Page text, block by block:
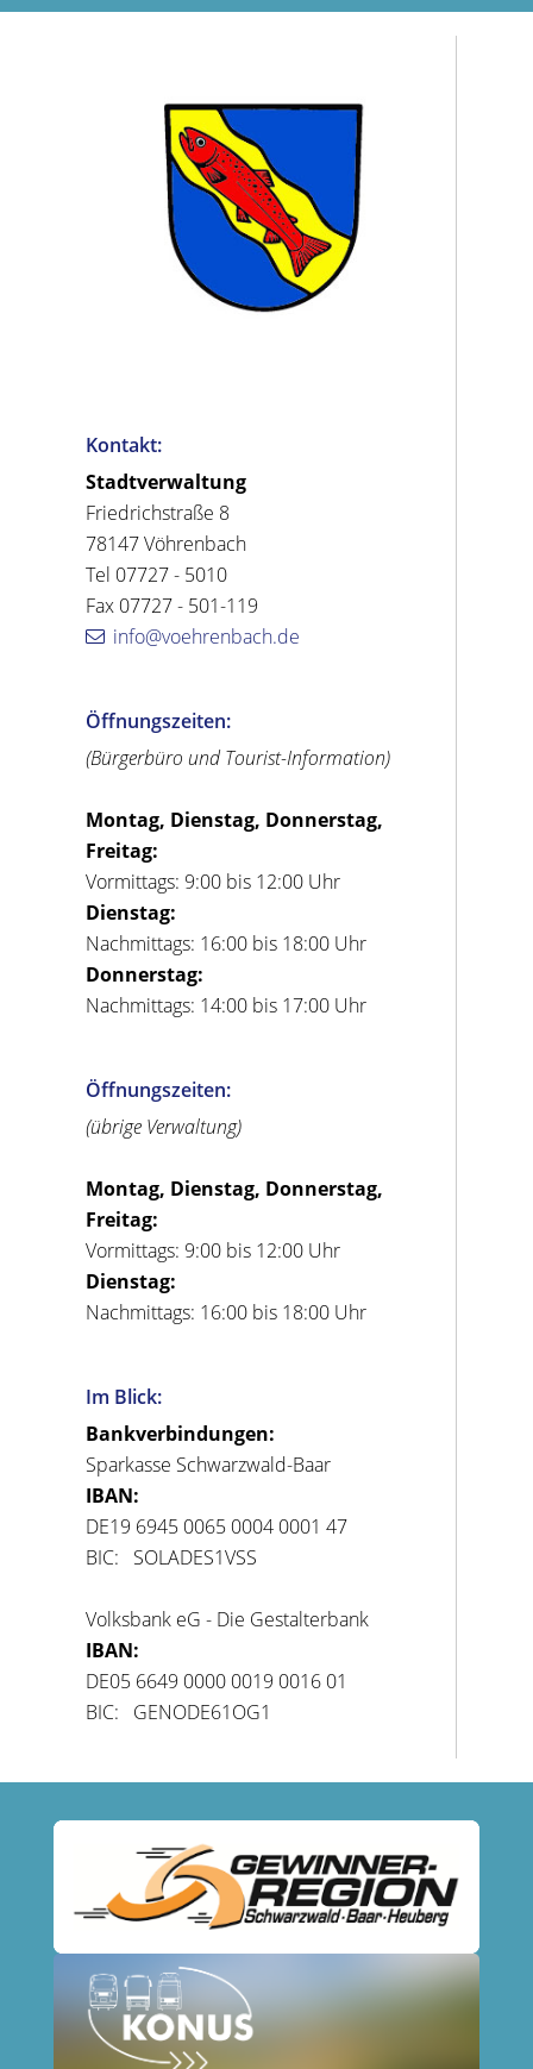
Kontakt:
Stadtverwaltung
Friedrichstraße 8
78147 Vöhrenbach
Tel 07727 - 5010
Fax 07727 - 501-119
info@voehrenbach.de
Öffnungszeiten:
(Bürgerbüro und Tourist-Information)
Montag, Dienstag, Donnerstag,
Freitag:
Vormittags: 9:00 bis 12:00 Uhr
Dienstag:
Nachmittags: 16:00 bis 18:00 Uhr
Donnerstag:
Nachmittags: 14:00 bis 17:00 Uhr
Öffnungszeiten:
(übrige Verwaltung)
Montag, Dienstag, Donnerstag,
Freitag:
Vormittags: 9:00 bis 12:00 Uhr
Dienstag:
Nachmittags: 16:00 bis 18:00 Uhr
Im Blick:
Bankverbindungen:
Sparkasse Schwarzwald-Baar
IBAN:
DE19 6945 0065 0004 0001 47
BIC: SOLADES1VSS
Volksbank eG - Die Gestalterbank
IBAN:
DE05 6649 0000 0019 0016 01
BIC: GENODE61OG1